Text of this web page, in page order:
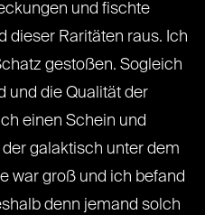
und fischte
dieser Raritäten raus. Ich
gestoßen. Sogleich
und die Qualität der
einen Schein und
galaktisch unter dem
war groß und ich befand
denn jemand solch